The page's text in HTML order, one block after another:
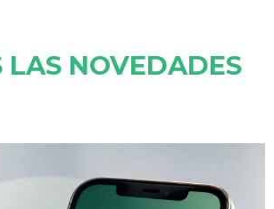
LAS NOVEDADES